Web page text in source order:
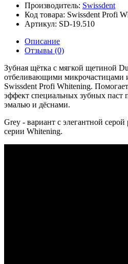
Производитель: Swissdent
Код товара: Swissdent Profi
Артикул: SD-19.510
Описание
Отзывы (0)
Зубная щётка с мягкой щетиной
отбеливающими микрочастицами
Swissdent Profi Whitening.
эффект специальных зубных паст
эмалью и дёснами.
Grey - вариант с элегантной
серии Whitening.